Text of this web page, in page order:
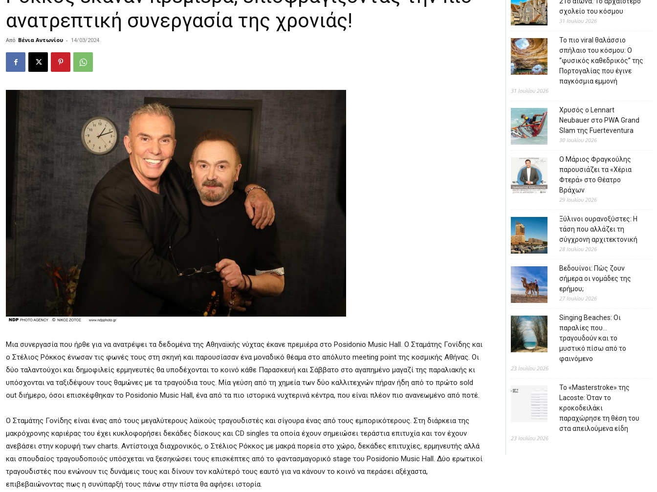
ανατρεπτική συνεργασία της χρονιάς!
Από Βένια Αντωνίου - 14/03/2024
Μια συνεργασία που ήρθε για να ανατρέψει τα δεδομένα της Αθηναϊκής νύχτας έκανε πρεμιέρα στο Posidonio Music Hall. Ο Σταμάτης Γονίδης και
ο Στέλιος Ρόκκος ένωσαν τις φωνές τους στη σκηνή και παρουσίασαν ένα μοναδικό θέαμα στο απόλυτο meeting point της κοσμικής Αθήνας. Οι
δύο ταλαντούχοι και δημοφιλείς ερμηνευτές θα υποδέχονται το κοινό κάθε Παρασκευή και Σάββατο στο αγαπημένο μαγαζί της παραλιακής κι
υπόσχονται να ταξιδέψουν τους θαμώνες με τα τραγούδια τους. Μία γεύση από τη χημεία των δύο καλλιτεχνών πήραν ήδη από το πρώτο sold
out διήμερο, όσοι επισκέφθηκαν το Posidonio Music Hall, ένα από τα πιο ιστορικά νυχτερινά κέντρα, που είναι πλέον πιο ανανεωμένο από ποτέ.
Ο Σταμάτης Γονίδης είναι ένας από τους μεγαλύτερους λαϊκούς τραγουδιστές και σίγουρα ένας από τους εμπορικότερους. Στη διάρκεια της
μακρόχρονης καριέρας του έχει κυκλοφορήσει δεκάδες δίσκους και CD singles τα οποία έχουν σημειώσει τεράστια επιτυχία και τον έχουν
ανεβάσει στην κορυφή των charts. Αντίστοιχα διαχρονικός, ο Στέλιος Ρόκκος με μακρά πορεία στο χώρο, δεκάδες επιτυχίες, ερμηνευτής αλλά
και σπουδαίος τραγουδοποιός υπόσχεται να ξεσηκώσει τους επισκέπτες από το φαντασμαγορικό stage του Posidonio Music Hall. Δύο ερωτικοί
τραγουδιστές που ενώνουν τις δυνάμεις τους και δίνουν τον καλύτερό τους εαυτό για να κάνουν το κοινό να περάσει αξέχαστα,
επιβεβαιώνοντας πως η συνύπαρξή τους πάνω στην πίστα θα αφήσει ιστορία.
σχολείο του κόσμου
31 Ιουλίου 2026
Το πιο viral θαλάσσιο
σπήλαιο του κόσμου: Ο
“φυσικός καθεδρικός” της
Πορτογαλίας που έγινε
παγκόσμια εμμονή
31 Ιουλίου 2026
Χρυσός ο Lennart
Neubauer στο PWA Grand
Slam της Fuerteventura
30 Ιουλίου 2026
Ο Μάριος Φραγκούλης
παρουσιάζει τα «Χέρια
Φτερά» στο Θέατρο
Βράχων
29 Ιουλίου 2026
Ξύλινοι ουρανοξύστες: Η
τάση που αλλάζει τη
σύγχρονη αρχιτεκτονική
28 Ιουλίου 2026
Βεδουίνοι: Πώς ζουν
σήμερα οι νομάδες της
ερήμου;
27 Ιουλίου 2026
Singing Beaches: Οι
παραλίες που…
τραγουδούν και το
μυστικό πίσω από το
φαινόμενο
23 Ιουλίου 2026
Το «Masterstroke» της
Lacoste: Όταν το
κροκοδειλάκι
παραχώρησε τη θέση του
στα απειλούμενα είδη
23 Ιουλίου 2026